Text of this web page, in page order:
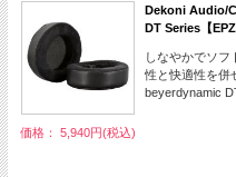
Dekoni Audio/
DT Series【
しなやかでソフ
性と快適性を併
beyerdynamic
価格： 5,940円(税込)